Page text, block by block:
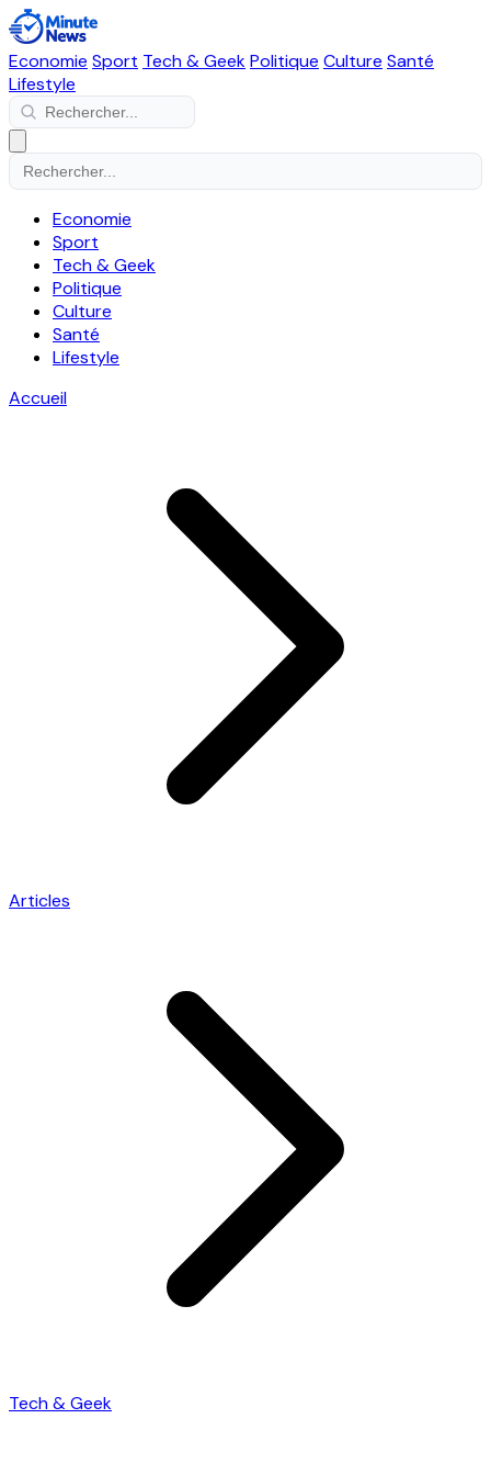
Economie Sport Tech & GeekPolitique Culture Santé
Lifestyle
Economie
Sport
Tech & Geek
Politique
Culture
Santé
Lifestyle
Accueil
Articles
Tech & Geek